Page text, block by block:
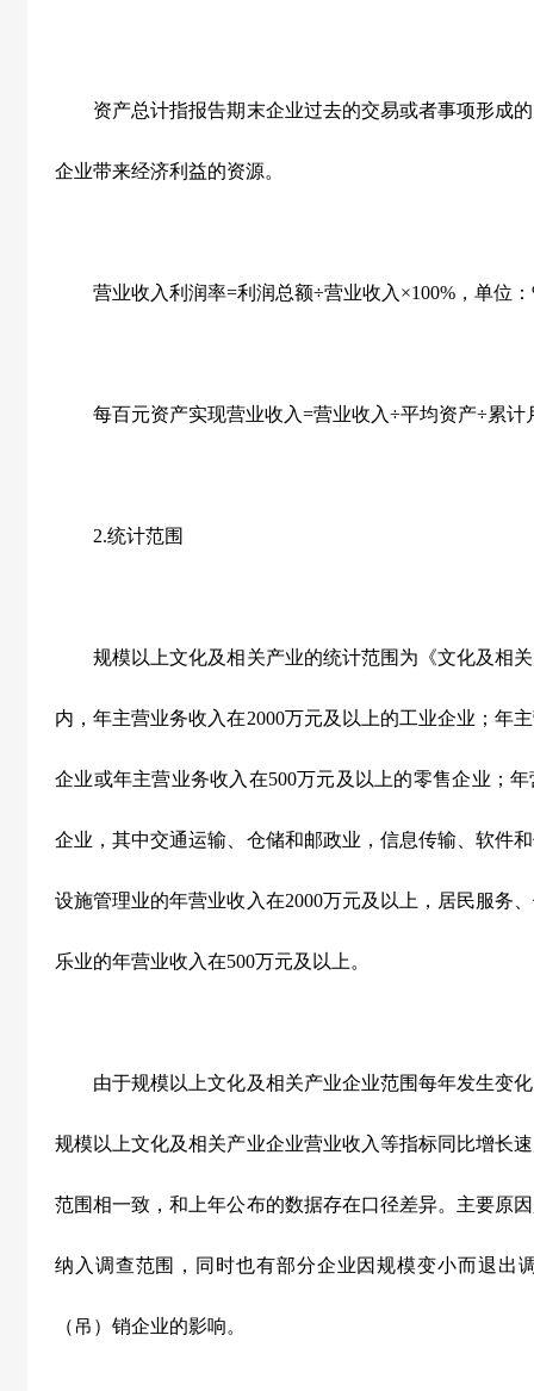
资产总计指报告期末企业过去的交易或者事项形成的
企业带来经济利益的资源。
营业收入利润率=利润总额÷营业收入×100% ，单位：
每百元资产实现营业收入=营业收入÷平均资产÷累计
2.统计范围
规模以上文化及相关产业的统计范围为《文化及相关
内，年主营业务收入在2000万元及以上的工业企业；年
企业或年主营业务收入在500万元及以上的零售企业；
企业，其中交通运输、仓储和邮政业，信息传输、软件
设施管理业的年营业收入在2000万元及以上，居民服务
乐业的年营业收入在500万元及以上。
由于规模以上文化及相关产业企业范围每年发生变化
规模以上文化及相关产业企业营业收入等指标同比增长
范围相一致，和上年公布的数据存在口径差异。主要原
纳入调查范围，同时也有部分企业因规模变小而退出
（吊）销企业的影响。